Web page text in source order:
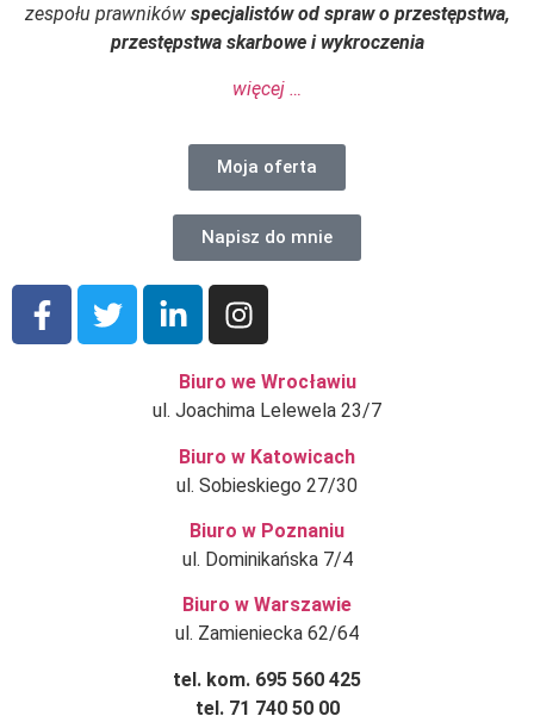
zespołu prawników specjalistów od spraw o przestępstwa,
przestępstwa skarbowe i wykroczenia
więcej …
Moja oferta
Napisz do mnie
Biuro we Wrocławiu
ul. Joachima Lelewela 23/7
Biuro w Katowicach
ul. Sobieskiego 27/30
Biuro w Poznaniu
ul. Dominikańska 7/4
Biuro w Warszawie
ul. Zamieniecka 62/64
tel. kom. 695 560 425
tel. 71 740 50 00